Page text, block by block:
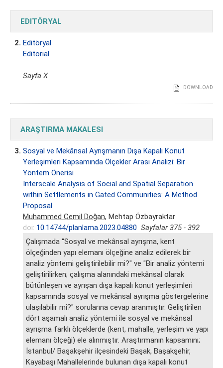
EDITÖRYAL
2. Editöryal
Editorial
Sayfa X
DOWNLOAD
ARAŞTIRMA MAKALESI
3. Sosyal ve Mekânsal Ayrışmanın Dışa Kapalı Konut
Yerleşimleri Kapsamında Ölçekler Arası Analizi: Bir
Yöntem Önerisi
Interscale Analysis of Social and Spatial Separation
within Settlements in Gated Communities: A Method
Proposal
Muhammed Cemil Doğan, Mehtap Özbayraktar
doi: 10.14744/planlama.2023.04880 Sayfalar 375 - 392
Çalışmada “Sosyal ve mekânsal ayrışma, kent
ölçeğinden yapı elemanı ölçeğine analiz edilerek bir
analiz yöntemi geliştirilebilir mi?" ve "Bir analiz yöntemi
geliştirilirken; çalışma alanındaki mekânsal olarak
bütünleşen ve ayrışan dışa kapalı konut yerleşimleri
kapsamında sosyal ve mekânsal ayrışma göstergelerine
ulaşılabilir mi?" sorularına cevap aranmıştır. Geliştirilen
dört aşamalı analiz yöntemi ile sosyal ve mekânsal
ayrışma farklı ölçeklerde (kent, mahalle, yerleşim ve yapı
elemanı ölçeği) ele alınmıştır. Araştırmanın kapsamını;
İstanbul/ Başakşehir ilçesindeki Başak, Başakşehir,
Kayabaşı Mahallelerinde bulunan dışa kapalı konut